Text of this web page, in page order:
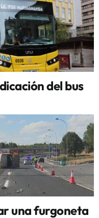
del bus
una furgoneta